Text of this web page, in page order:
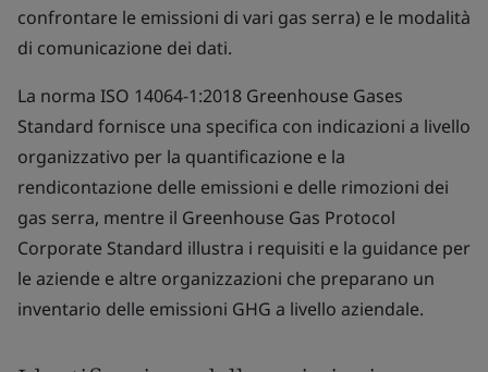
confrontare le emissioni di vari gas serra) e le modalità
di comunicazione dei dati.
La norma ISO 14064-1:2018 Greenhouse Gases
Standard fornisce una specifica con indicazioni a livello
organizzativo per la quantificazione e la
rendicontazione delle emissioni e delle rimozioni dei
gas serra, mentre il Greenhouse Gas Protocol
Corporate Standard illustra i requisiti e la guidance per
le aziende e altre organizzazioni che preparano un
inventario delle emissioni GHG a livello aziendale.